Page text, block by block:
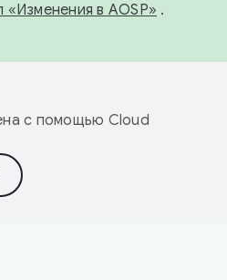
«Изменения в AOSP» .
с помощью Cloud